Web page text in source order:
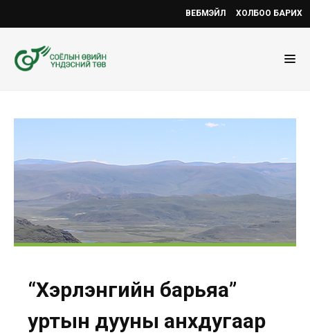
ВЕБМЭЙЛ ХОЛБОО БАРИХ
“Хэрлэнгийн барьяа”
уртын дууны анхдугаар